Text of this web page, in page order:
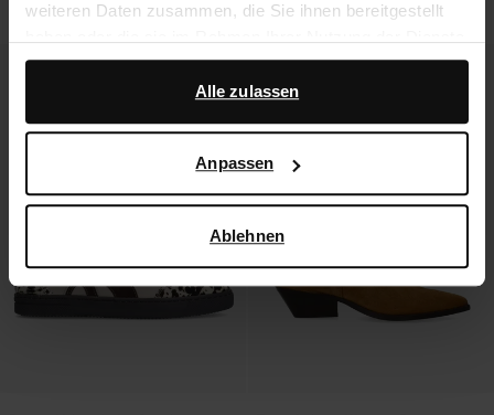
weiteren Daten zusammen, die Sie ihnen bereitgestellt
gesammelt haben.
Darüber hinaus arbeiten wir mit Google zu Werbe- und
darüber, wie Google Ihre personenbezogenen Daten
verwendet, finden Sie auf derSeite zur geschäftlichen
Alle zulassen
Anpassen
Ablehnen
124.00
49.60
154.99
- 60% - 60%